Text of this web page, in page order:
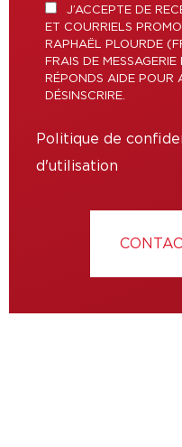
J’ACCEPTE DE
ET COURRIELS
RAPHAËL PLOURDE
FRAIS DE
RÉPONDS AIDE POUR
DÉSINSCRIRE.
Politique de
d'utilisation